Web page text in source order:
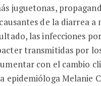
juguetonas,
de la diarrea a
las infecciones por
transmitidas por
con el cambio
epidemióloga Melanie